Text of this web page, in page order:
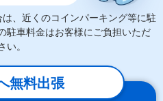
、近くのコインパーキング等に駐
駐車料金はお客様にご負担いただ
。
無料出張